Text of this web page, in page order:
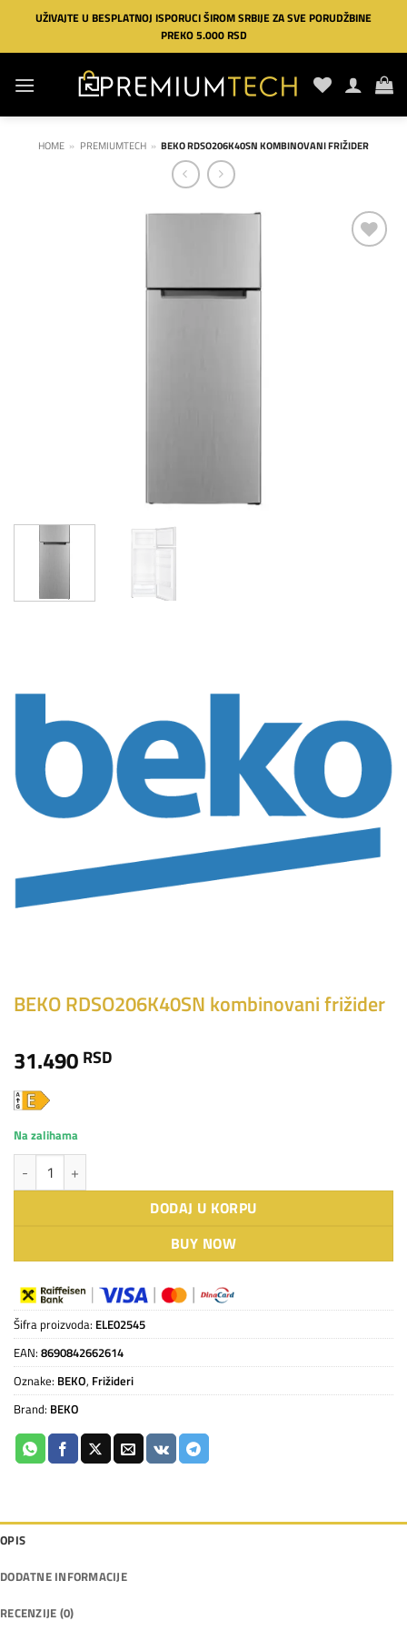
Preskoči
sadržaj
UŽIVAJTE U BESPLATNOJ ISPORUCI ŠIROM SRBIJE ZA SVE PORUDŽBINE
PREKO 5.000 RSD
HOME » PREMIUMTECH » BEKO RDSO206K40SN KOMBINOVANI FRIŽIDER
BEKO RDSO206K40SN kombinovani frižider
31.490 RSD
Na zalihama
BEKO RDSO206K40SN kombinovani frižider količina
DODAJ U KORPU
BUY NOW
Šifra proizvoda: ELE02545
EAN: 8690842662614
Oznake: BEKO, Frižideri
Brand: BEKO
OPIS
DODATNE INFORMACIJE
RECENZIJE (0)